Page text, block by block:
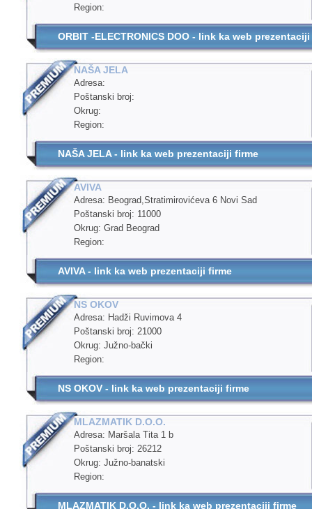
Region:
ORBIT -ELECTRONICS DOO - link ka web
NAŠA JELA
Adresa:
Poštanski broj:
Okrug:
Region:
NAŠA JELA - link ka web prezentaciji firme
AVIVA
Adresa: Beograd,Stratimirovićeva 6 Novi Sad
Poštanski broj: 11000
Okrug: Grad Beograd
Region:
AVIVA - link ka web prezentaciji firme
NS OKOV
Adresa: Hadži Ruvimova 4
Poštanski broj: 21000
Okrug: Južno-bački
Region:
NS OKOV - link ka web prezentaciji firme
MLAZMATIK D.O.O.
Adresa: Maršala Тita 1 b
Poštanski broj: 26212
Okrug: Južno-banatski
Region:
MLAZMATIK D.O.O. - link ka web prezentaciji firme